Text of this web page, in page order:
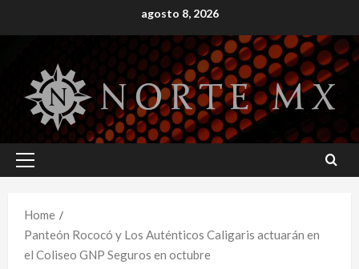
to
agosto 8, 2026
Primary
Home
Panteón Rococó y Los Auténticos Caligaris actuarán en
el Coliseo GNP Seguros en octubre